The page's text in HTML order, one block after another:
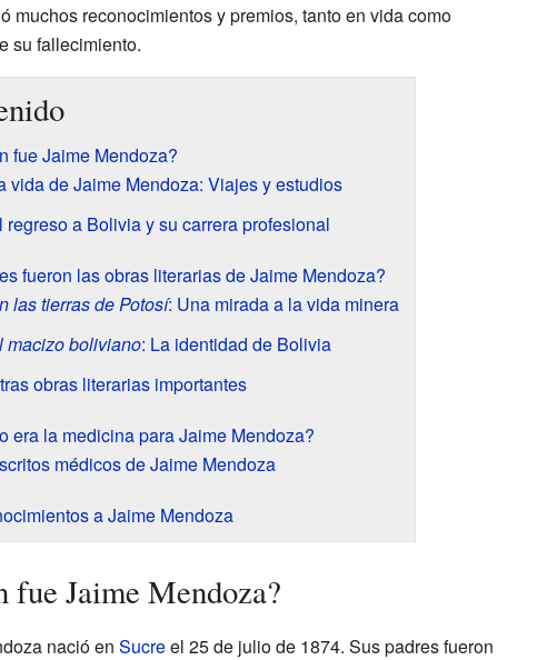
muchos reconocimientos y premios, tanto en vida como
su fallecimiento.
fue Jaime Mendoza?
vida de Jaime Mendoza: Viajes y estudios
regreso a Bolivia y su carrera profesional
fueron las obras literarias de Jaime Mendoza?
las tierras de Potosí: Una mirada a la vida minera
macizo boliviano: La identidad de Bolivia
obras literarias importantes
era la medicina para Jaime Mendoza?
médicos de Jaime Mendoza
a Jaime Mendoza
fue Jaime Mendoza?
nació en Sucreel 25 de julio de 1874. Sus padres fueron